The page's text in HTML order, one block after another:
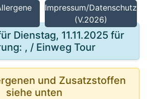
Impressum/Datenschutz
(V.2026)
Dienstag, 11.11.2025 für
, / Einweg Tour
und Zusatzstoffen
siehe unten